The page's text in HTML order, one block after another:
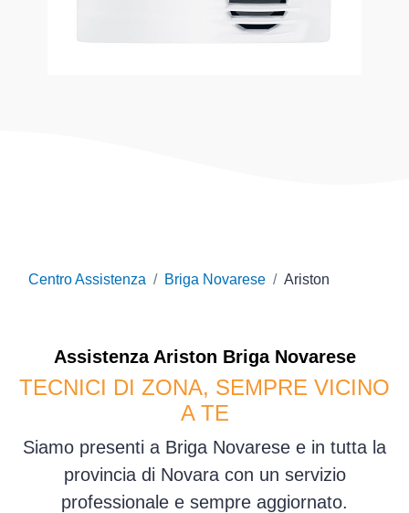
Centro Assistenza Briga Novarese Ariston
Assistenza Ariston Briga Novarese
TECNICI DI ZONA, SEMPRE VICINO
A TE
Siamo presenti a Briga Novarese e in tutta la
provincia di Novara con un servizio
professionale e sempre aggiornato.